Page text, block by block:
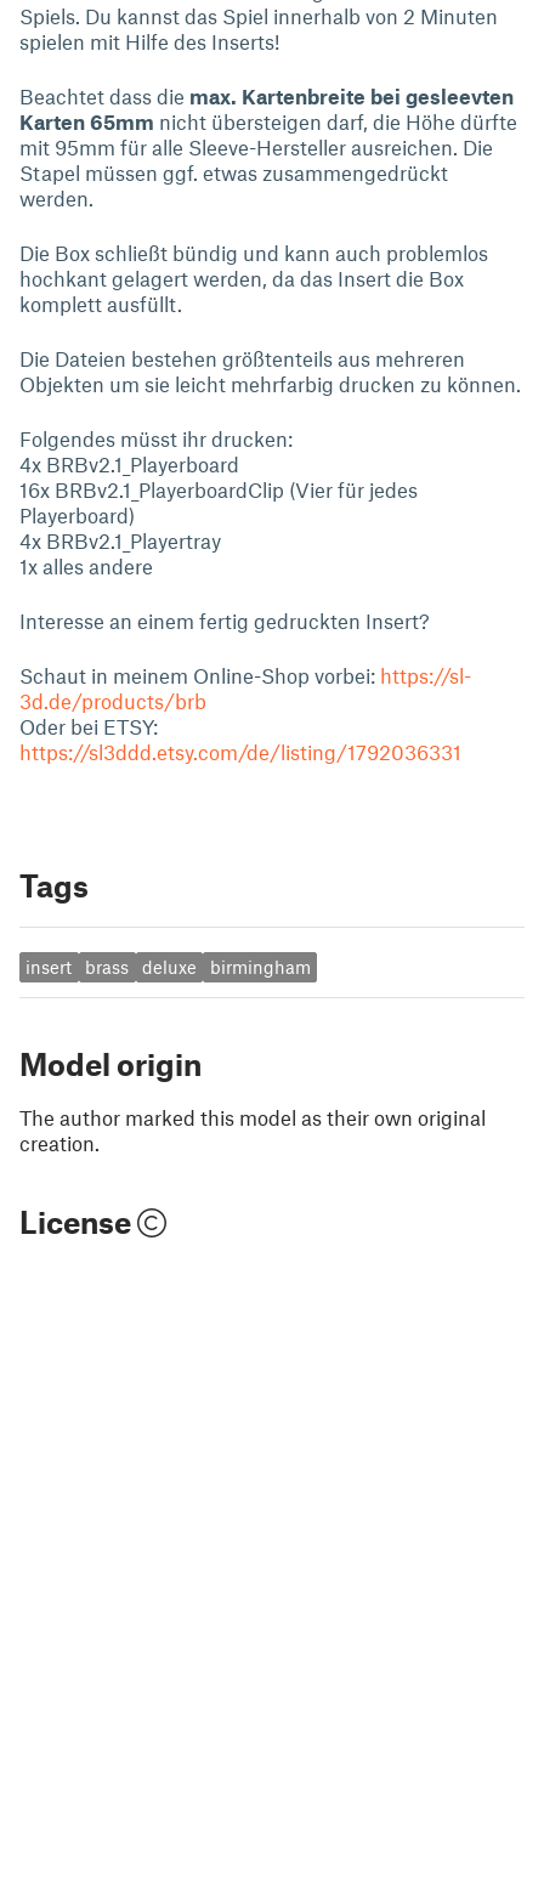
Spiels. Du kannst das Spiel innerhalb von 2 Minuten
spielen mit Hilfe des Inserts!
Beachtet dass die max. Kartenbreite bei gesleevten
Karten 65mm nicht übersteigen darf, die Höhe dürfte
mit 95mm für alle Sleeve-Hersteller ausreichen. Die
Stapel müssen ggf. etwas zusammengedrückt
werden.
Die Box schließt bündig und kann auch problemlos
hochkant gelagert werden, da das Insert die Box
komplett ausfüllt.
Die Dateien bestehen größtenteils aus mehreren
Objekten um sie leicht mehrfarbig drucken zu können.
Folgendes müsst ihr drucken:
4x BRBv2.1_Playerboard
16x BRBv2.1_PlayerboardClip (Vier für jedes
Playerboard)
4x BRBv2.1_Playertray
1x alles andere
Interesse an einem fertig gedruckten Insert?
Schaut in meinem Online-Shop vorbei: https://sl-
3d.de/products/brb
Oder bei ETSY:
https://sl3ddd.etsy.com/de/listing/1792036331
Tags
insert brass deluxe birmingham
Model origin
The author marked this model as their own original
creation.
License